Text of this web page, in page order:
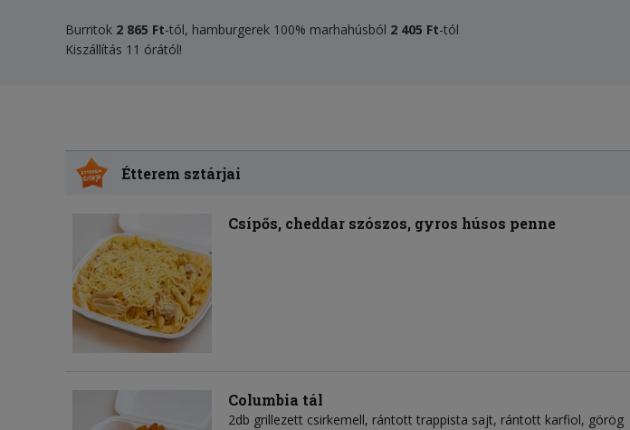
Burritok 2 865 Ft-tól, hamburgerek 100% marhahúsból 2 405 Ft-tól
Kiszállítás 11 órától!
Étterem sztárjai
Csípős, cheddar szószos, gyros húsos penne
Columbia tál
2db grillezett csirkemell, rántott trappista sajt, rántott karfiol, görög